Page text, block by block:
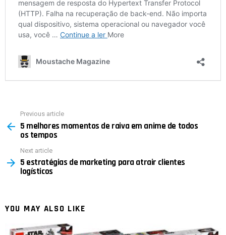
more
Previous article
5 melhores momentos de raiva em anime de todos
os tempos
Next article
5 estratégias de marketing para atrair clientes
logísticos
YOU MAY ALSO LIKE